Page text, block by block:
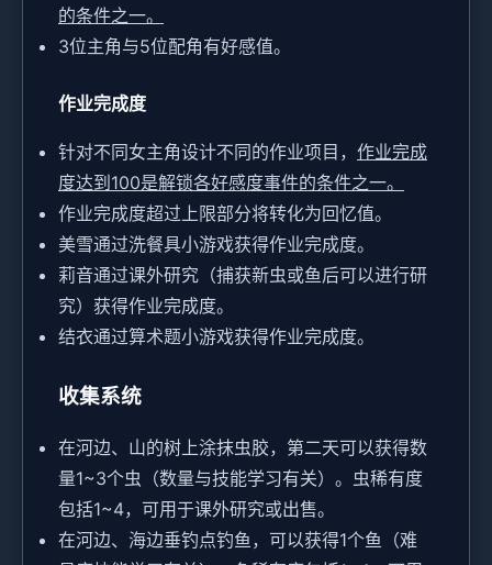
的条件之一。
3位主角与5位配角有好感值。
作业完成度
针对不同女主角设计不同的作业项目， 作业完成
度达到100是解锁各好感度事件的条件之一。
作业完成度超过上限部分将转化为回忆值。
美雪通过洗餐具小游戏获得作业完成度。
莉音通过课外研究（捕获新虫或鱼后可以进行研
究）获得作业完成度。
结衣通过算术题小游戏获得作业完成度。
收集系统
在河边、山的树上涂抹虫胶，第二天可以获得数
量1~3个虫（数量与技能学习有关）。虫稀有度
包括1~4，可用于课外研究或出售。
在河边、海边垂钓点钓鱼，可以获得1个鱼（难